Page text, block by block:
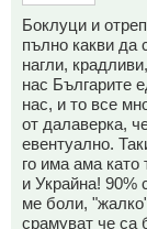
Боклуци и
пълно какви да
нагли,
нас Българите
нас, и то все
от далаверка,
евентуално.
го има ама
и Украйна! 90%
ме боли,
срамуват че са